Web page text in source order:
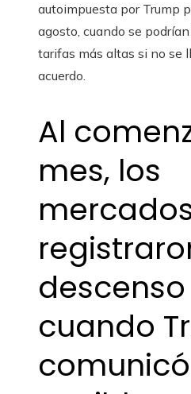
autoimpuesta por Trump
agosto, cuando se
tarifas más altas si no se
acuerdo.
Al
mes, los
descenso
cuando